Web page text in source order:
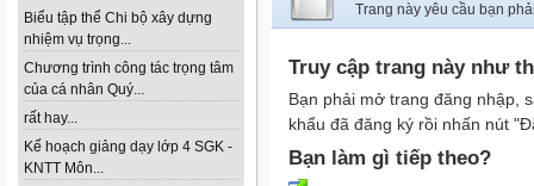
Biểu tập thể Chi bộ xây dựng
nhiệm vụ trọng...
Chương trình công tác trọng tâm
của cá nhân Quý...
rất hay...
Kế hoạch giảng dạy lớp 4 SGK -
KNTT Môn...
Trang này yêu cầu bạn
Truy cập trang này như
Bạn phải mở trang đăng nhập,
khẩu đã đăng ký rồi nhấn nút
Bạn làm gì tiếp theo?